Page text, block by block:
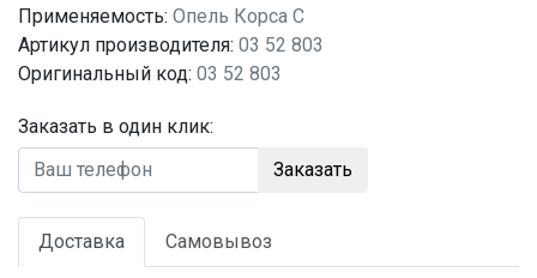
Применяемость: Опель Корса C
Артикул производителя: 03 52 803
Оригинальный код: 03 52 803
Заказать в один клик:
Заказать
Доставка Самовывоз